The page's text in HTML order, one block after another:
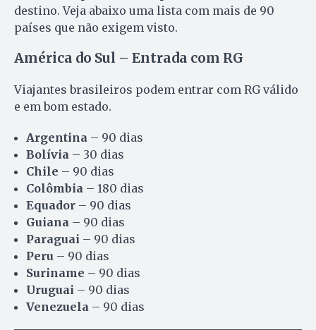
destino. Veja abaixo uma lista com mais de 90
países que não exigem visto.
América do Sul – Entrada com RG
Viajantes brasileiros podem entrar com RG válido
e em bom estado.
Argentina – 90 dias
Bolívia – 30 dias
Chile – 90 dias
Colômbia – 180 dias
Equador – 90 dias
Guiana – 90 dias
Paraguai – 90 dias
Peru – 90 dias
Suriname – 90 dias
Uruguai – 90 dias
Venezuela – 90 dias